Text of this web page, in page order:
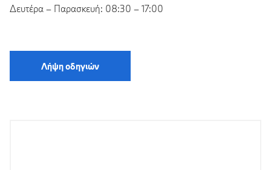
Δευτέρα – Παρασκευή: 08:30 – 17:00
Λήψη οδηγιών